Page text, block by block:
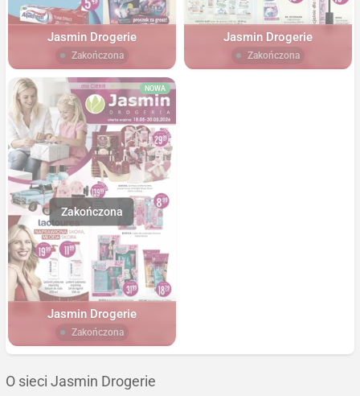
Jasmin Drogerie
Zakończona
Jasmin Drogerie
Zakończona
NOWA
Jasmin Drogerie
Zakończona
O sieci Jasmin Drogerie